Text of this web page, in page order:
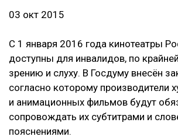
03 окт 2015
С 1 января 2016 года кинотеатры
доступны для инвалидов, по
зрению и слуху. В Госдуму внесён
согласно которому производители
и анимационных фильмов будут
сопровождать их субтитрами и
пояснениями.